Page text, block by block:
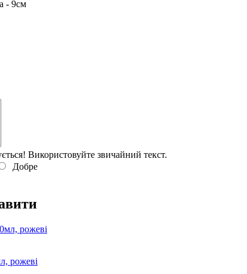
- 9см
Використовуйте звичайний текст.
Добре
рожеві